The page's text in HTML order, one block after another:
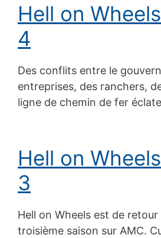
Hell on
4
Des conflits entre le
entreprises, des ranchers,
ligne de chemin de fer
Hell on
3
Hell on Wheels est de
troisième saison sur AMC.